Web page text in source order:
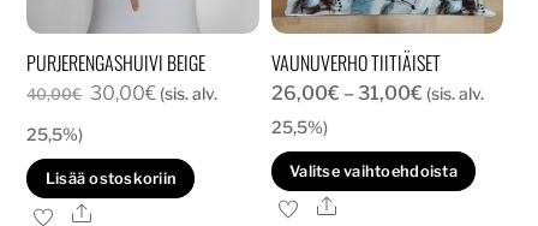
PURJERENGASHUIVI BEIGE
40,00€ Alkuperäinen
oli:
40,00€.
30,00€Nykyinen
on:
30,00€.
(sis. alv.
25,5%)
Lisää ostoskoriin
Ale
VAUNUVERHO TIITIÄISET
26,00€ – 31,00€Hintaluokka:
-
31,00€
(sis. alv.
25,5%)
Valitse vaihtoehdoista
Ale